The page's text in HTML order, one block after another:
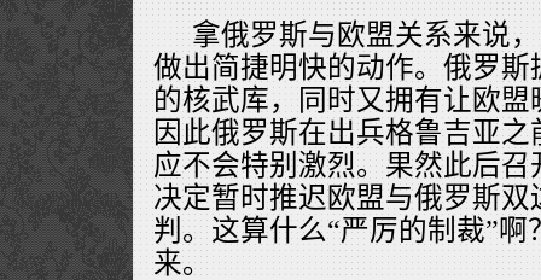
拿俄罗斯与欧盟关系来说
做出简捷明快的动作。俄罗
的核武库，同时又拥有让欧
因此俄罗斯在出兵格鲁吉亚
应不会特别激烈。果然此后
决定暂时推迟欧盟与俄罗斯
判。这算什么“严厉的制裁”
来。